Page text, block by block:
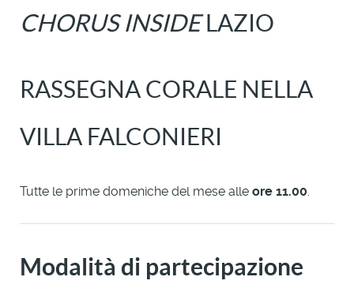
CHORUS INSIDELAZIO
RASSEGNA CORALE NELLA
VILLA FALCONIERI
Tutte le prime domeniche del mese alle ore 11.00.
Modalità di partecipazione